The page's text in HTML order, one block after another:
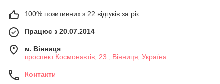
100% позитивних з 22 відгуків за рік
Працює з 20.07.2014
м. Вінниця
проспект Космонавтів, 23 , Вінниця, Україна
Контакти